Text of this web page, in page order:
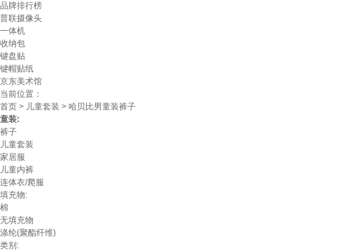
品牌排行榜
普联摄像头
一体机
收纳包
键盘贴
键帽贴纸
京东美术馆
当前位置：
首页 > 儿童套装 > 哈贝比男童装裤子
童装:
裤子
儿童套装
家居服
儿童内裤
连体衣/爬服
填充物:
棉
无填充物
涤纶(聚酯纤维)
类别: